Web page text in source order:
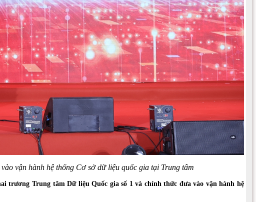
vận hành hệ thống Cơ sở dữ liệu quốc gia tại Trung tâm
Trung tâm Dữ liệu Quốc gia số 1 và chính thức đưa vào vận hành hệ